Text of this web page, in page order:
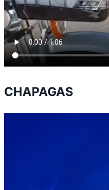
CHAPAGAS